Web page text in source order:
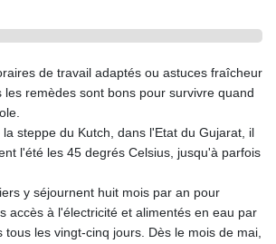
de travail adaptés ou astuces fraîcheur
les remèdes sont bons pour survivre quand
steppe du Kutch, dans l'Etat du Gujarat, il
l'été les 45 degrés Celsius, jusqu'à parfois
y séjournent huit mois par an pour
accès à l'électricité et alimentés en eau par
tous les vingt-cinq jours. Dès le mois de mai,